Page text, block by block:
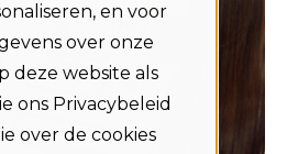
en voor
over onze
deze website als
ons Privacybeleid
over de cookies